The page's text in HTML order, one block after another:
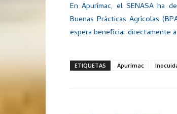
En Apurímac, el SENASA ha
Buenas Prácticas Agrícolas
espera beneficiar directamente
ETIQUETAS Apurímac